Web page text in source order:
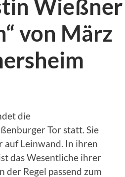
Wießner
von März
die
Tor statt. Sie
auf Leinwand. In ihren
das Wesentliche ihrer
Regel passend zum